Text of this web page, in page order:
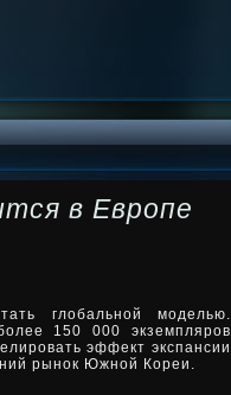
в Европе
глобальной моделью.
150 000 экземпляров
эффект экспансии
рынок Южной Кореи.